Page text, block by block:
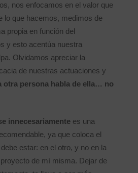
nos enfocamos en el valor que
lo que hacemos, medimos de
propia en función del
y esto acentúa nuestra
Olvidamos apreciar la
de nuestras actuaciones y
otra persona habla de ella… no
innecesariamentees una
ya que coloca el
estar: en el otro, y no en la
de mí misma. Dejar de